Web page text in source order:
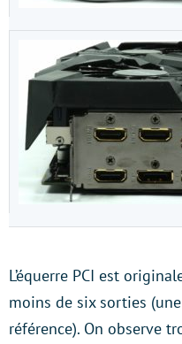
L’équerre PCI est
moins de six sorties
référence). On observe